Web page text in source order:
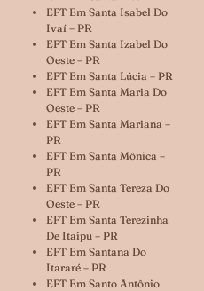
EFT Em Santa Isabel Do
Ivaí – PR
EFT Em Santa Izabel Do
Oeste – PR
EFT Em Santa Lúcia – PR
EFT Em Santa Maria Do
Oeste – PR
EFT Em Santa Mariana –
PR
EFT Em Santa Mônica –
PR
EFT Em Santa Tereza Do
Oeste – PR
EFT Em Santa Terezinha
De Itaipu – PR
EFT Em Santana Do
Itararé – PR
EFT Em Santo Antônio